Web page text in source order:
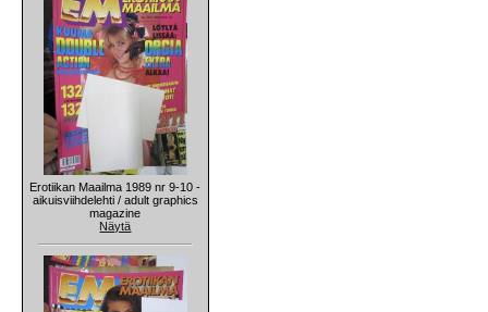
Erotiikan Maailma 1989 nr 9-10 -
aikuisviihdelehti / adult graphics
magazine
Näytä